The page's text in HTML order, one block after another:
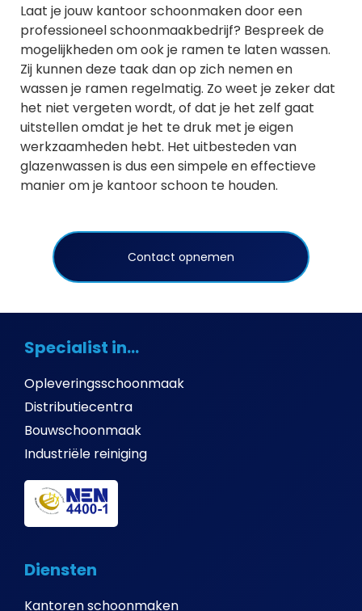
Laat je jouw kantoor schoonmaken door een
professioneel schoonmaakbedrijf? Bespreek de
mogelijkheden om ook je ramen te laten wassen.
Zij kunnen deze taak dan op zich nemen en
wassen je ramen regelmatig. Zo weet je zeker dat
het niet vergeten wordt, of dat je het zelf gaat
uitstellen omdat je het te druk met je eigen
werkzaamheden hebt. Het uitbesteden van
glazenwassen is dus een simpele en effectieve
manier om je kantoor schoon te houden.
Contact opnemen
Specialist in...
Opleveringsschoonmaak
Distributiecentra
Bouwschoonmaak
Industriële reiniging
Diensten
Kantoren schoonmaken